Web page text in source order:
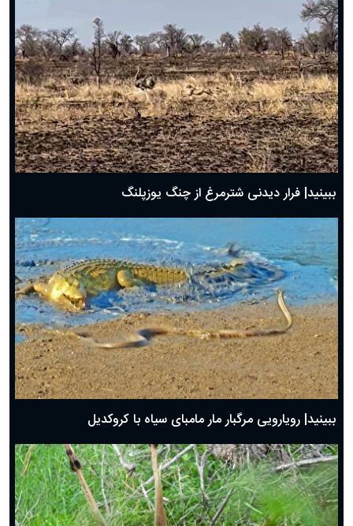
ببینید| فرار دیدنی شترمرغ از چنگ یوزپلنگ
ببینید| رویارویی مرگبار مار مامبای سیاه با کروکدیل